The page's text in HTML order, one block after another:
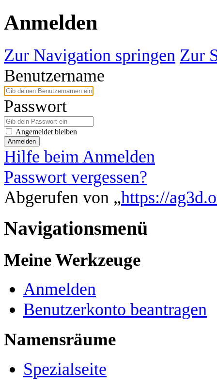
Anmelden
Zur Navigation springen Zur
Benutzername
Passwort
Angemeldet bleiben
Anmelden
Hilfe beim Anmelden
Passwort vergessen?
Abgerufen von „https://
Navigationsmenü
Meine Werkzeuge
Anmelden
Benutzerkonto beantragen
Namensräume
Spezialseite